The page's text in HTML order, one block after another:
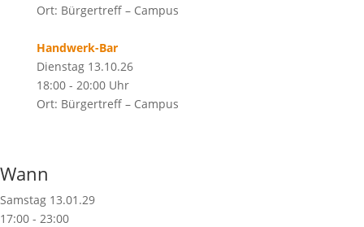
Ort: Bürgertreff – Campus
Handwerk-Bar
Dienstag 13.10.26
18:00 - 20:00 Uhr
Ort: Bürgertreff – Campus
Wann
Samstag 13.01.29
17:00 - 23:00